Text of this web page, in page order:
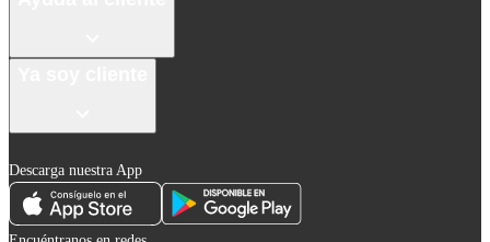
Descarga nuestra App